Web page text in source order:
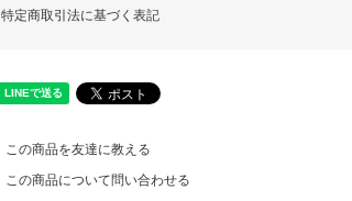
特定商取引法に基づく表記
この商品を友達に教える
この商品について問い合わせる